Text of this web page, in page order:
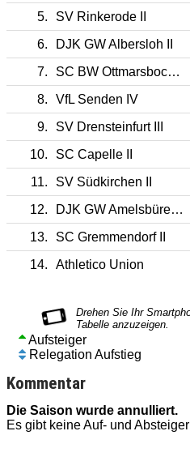
5.
SV Rinkerode II
6.
DJK GW Albersloh II
7.
SC BW Ottmarsbocholt II
8.
VfL Senden IV
9.
SV Drensteinfurt III
10.
SC Capelle II
11.
SV Südkirchen II
12.
DJK GW Amelsbüren II
13.
SC Gremmendorf II
14.
Athletico Union
Aufsteiger
Relegation Aufstieg
Kommentar
Die Saison wurde annulliert.
Es gibt keine Auf- und Absteiger